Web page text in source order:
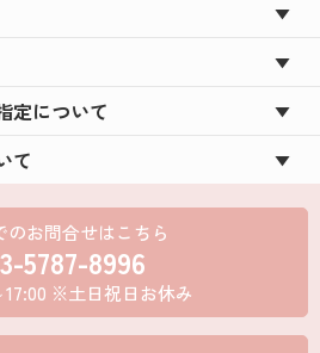
定について
て
のお問合せはこちら
5787-8996
17:00 ※土日祝日お休み